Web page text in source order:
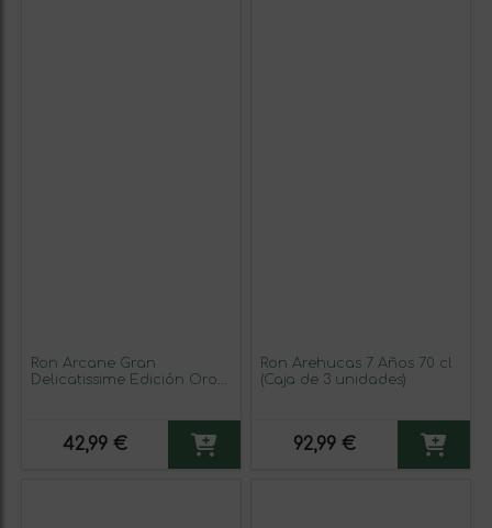
Ron Arcane Gran
Delicatissime Edición Oro
42,99 €
Ron Arehucas 7 Años 70 cl
(Caja de 3 unidades)
92,99 €